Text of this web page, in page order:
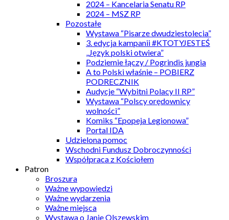
2024 – Kancelaria Senatu RP
2024 – MSZ RP
Pozostałe
Wystawa “Pisarze dwudziestolecia”
3. edycja kampanii #KTOTYJESTEŚ
„Język polski otwiera”
Podziemie łączy / Pogrindis jungia
A to Polski właśnie – POBIERZ
PODRECZNIK
Audycje “Wybitni Polacy II RP”
Wystawa “Polscy orędownicy
wolności”
Komiks “Epopeja Legionowa”
Portal IDA
Udzielona pomoc
Wschodni Fundusz Dobroczynności
Współpraca z Kościołem
Patron
Broszura
Ważne wypowiedzi
Ważne wydarzenia
Ważne miejsca
Wystawa o Janie Olszewskim